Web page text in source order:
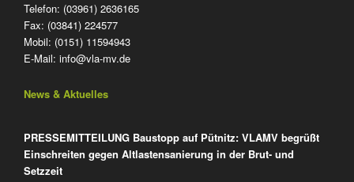
Telefon: (03961) 2636165
Fax: (03841) 224577
Mobil: (0151) 11594943
E-Mail: info@vla-mv.de
News & Aktuelles
PRESSEMITTEILUNG Baustopp auf Pütnitz: VLAMV begrüßt
Einschreiten gegen Altlastensanierung in der Brut- und
Setzzeit